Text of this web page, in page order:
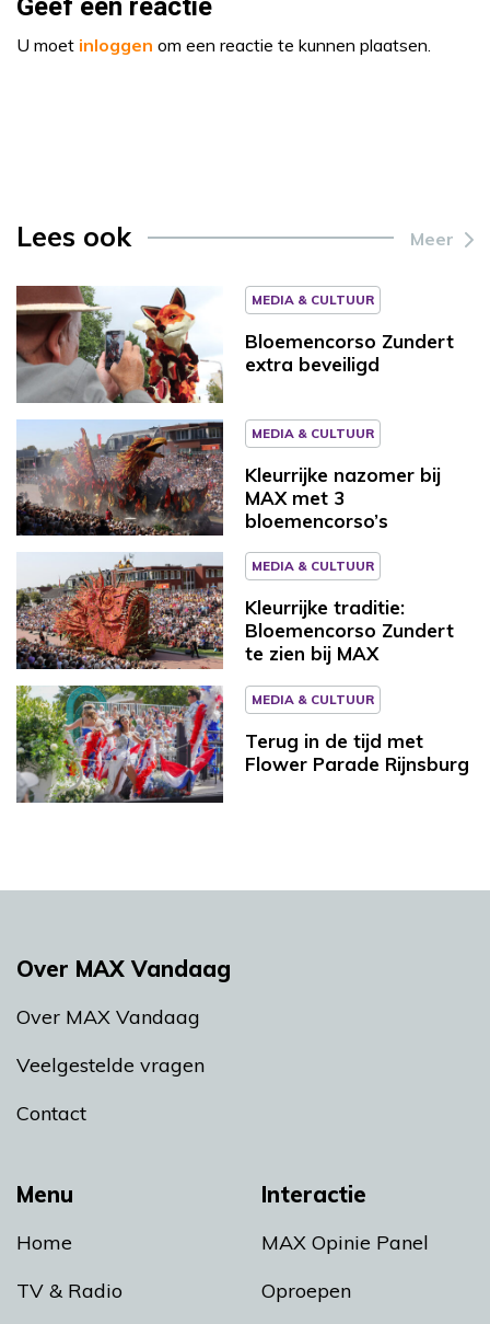
U moet inloggen om een reactie te kunnen plaatsen.
Lees ook Meer
MEDIA & CULTUUR
Bloemencorso Zundert
extra beveiligd
MEDIA & CULTUUR
Kleurrijke nazomer bij
MAX met 3
bloemencorso’s
MEDIA & CULTUUR
Kleurrijke traditie:
Bloemencorso Zundert
te zien bij MAX
MEDIA & CULTUUR
Terug in de tijd met
Flower Parade Rijnsburg
Menu
Home
TV & Radio
Interactie
MAX Opinie Panel
Oproepen
Over MAX Vandaag
Over MAX Vandaag
Veelgestelde vragen
Contact